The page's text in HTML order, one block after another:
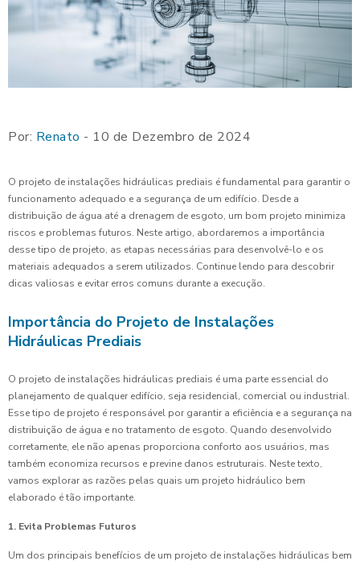
Por: Renato - 10 de Dezembro de 2024
O projeto de instalações hidráulicas prediais é fundamental para garantir o
funcionamento adequado e a segurança de um edifício. Desde a
distribuição de água até a drenagem de esgoto, um bom projeto minimiza
riscos e problemas futuros. Neste artigo, abordaremos a importância
desse tipo de projeto, as etapas necessárias para desenvolvê-lo e os
materiais adequados a serem utilizados. Continue lendo para descobrir
dicas valiosas e evitar erros comuns durante a execução.
Importância do Projeto de Instalações
Hidráulicas Prediais
O projeto de instalações hidráulicas prediais é uma parte essencial do
planejamento de qualquer edifício, seja residencial, comercial ou industrial.
Esse tipo de projeto é responsável por garantir a eficiência e a segurança na
distribuição de água e no tratamento de esgoto. Quando desenvolvido
corretamente, ele não apenas proporciona conforto aos usuários, mas
também economiza recursos e previne danos estruturais. Neste texto,
vamos explorar as razões pelas quais um projeto hidráulico bem
elaborado é tão importante.
1. Evita Problemas Futuros
Um dos principais benefícios de um projeto de instalações hidráulicas bem